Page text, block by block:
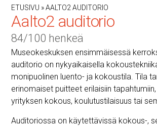
ETUSIVU »AALTO2 AUDITORIO
Aalto2 auditorio
84/100 henkeä
Museokeskuksen ensimmäisessä
auditorio on nykyaikaisella
monipuolinen luento- ja kokoustila. Tila
erinomaiset puitteet erilaisiin
yrityksen kokous, koulutustilaisuus tai
Auditoriossa on käytettävissä kokous-,